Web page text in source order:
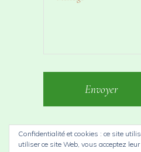
Envoyer
Confidentialité et cookies : ce site
utiliser ce site Web, vous acceptez